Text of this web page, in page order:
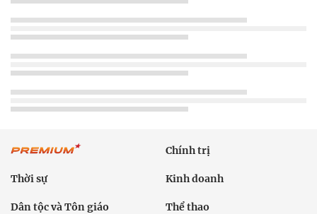
Chính trị
Thời sự Kinh doanh
Dân tộc và Tôn giáo Thể thao